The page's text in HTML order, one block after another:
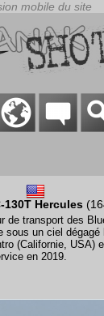
130T Hercules
de transport des
sous un ciel
(Californie, USA)
en 2019.